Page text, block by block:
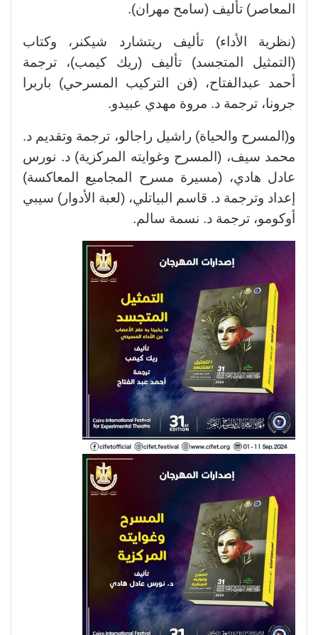
المعاصر) تأليف (سامح مهران).
(نظرية الأداء) تأليف ريتشارد شيكنر، وكتاب
(التمثيل المتجسد) تأليف (ريك كيمب)، ترجمة
أحمد عبدالفتاح، (فن التركيب المسرحي) باربرا
جرونا، ترجمة د. مروة مهدي عبيدو.
و(المسرح والحياة) راشيل راجالو، ترجمة وتقديم د.
محمد سيف، (المسرح وغوايته المركزية) د. نورس
عادل هادي، (مسيرة مسرح المجاميع المعاكسة)
إعداد وترجمة د. قاسم البياتلي، (لعبة الأدوار) سيبي
أوكومو، ترجمة د. نسمة سالم.